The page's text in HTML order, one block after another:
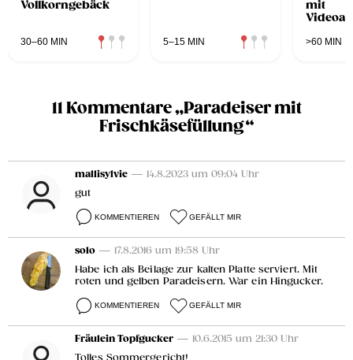
Vollkorngebäck
30–60 MIN 5–15 MIN
mit
>60 MIN
11 Kommentare „Paradeiser mit
Frischkäsefüllung“
mallisylvie — 14.8.2023 um 09:04 Uhr
gut
KOMMENTIEREN GEFÄLLT MIR
solo — 17.8.2016 um 19:58 Uhr
Habe ich als Beilage zur kalten Platte serviert. Mit
roten und gelben Paradeisern. War ein Hingucker.
KOMMENTIEREN GEFÄLLT MIR
Fräulein Topfgucker — 10.6.2015 um 21:30 Uhr